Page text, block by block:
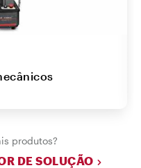
produtos?
DE SOLUÇÃO